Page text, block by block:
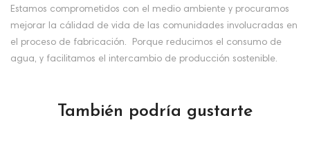
Estamos comprometidos con el medio ambiente y procuramos
mejorar la cálidad de vida de las comunidades involucradas en
el proceso de fabricación. Porque reducimos el consumo de
agua, y facilitamos el intercambio de producción sostenible.
También podría gustarte